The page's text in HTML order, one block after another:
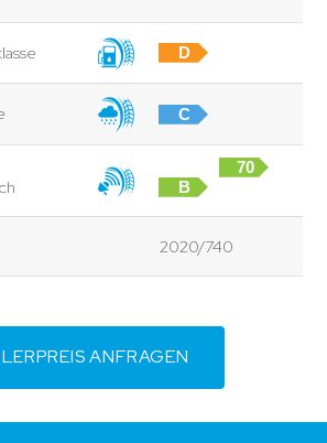
D
C
B
70
2020/740
ANFRAGEN